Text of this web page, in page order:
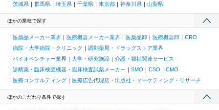
茨城県 群馬県 埼玉県 千葉県 東京都 神奈川県 山梨県
ほかの業種で探す
医薬品メーカー業界 医療機器メーカー業界 医薬品卸 医療機器卸
CRO
病院・大学病院・クリニック
調剤薬局・ドラッグストア業界
バイオベンチャー業界
大学・研究施設
介護・福祉関連サービス
診断薬・臨床検査機器・臨床検査試薬メーカー
SMO CSO
CMO
医療コンサルティング
医療広告代理店・出版社・マーケティング・リサーチ
ほかのこだわり条件で探す